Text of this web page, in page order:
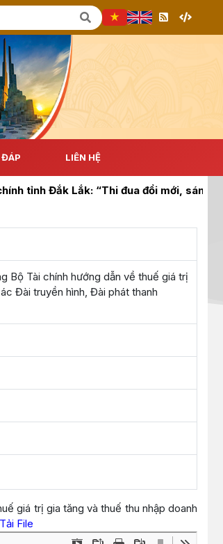
ĐÁP LIÊN HỆ
tỉnh Đắk Lắk: “Thi đua đổi mới, sáng tạo,
Bộ Tài chính hướng dẫn về thuế giá trị
Đài truyền hình, Đài phát thanh
giá trị gia tăng và thuế thu nhập doanh
Tải File